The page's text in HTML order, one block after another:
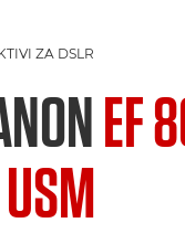
ZA DSLR
EF